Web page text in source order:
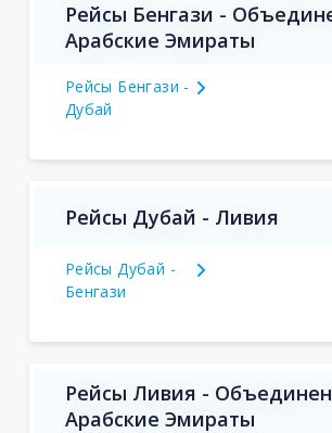
Рейсы Бенгази -
Арабские Эмираты
Рейсы Бенгази -
Дубай
Рейсы Дубай - Ливия
Рейсы Дубай -
Бенгази
Рейсы Ливия -
Арабские Эмираты